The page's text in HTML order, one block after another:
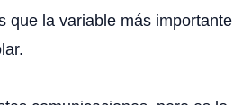
que la variable más